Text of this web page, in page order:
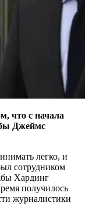
что с начала
Джеймс
легко, и
сотрудником
Хардинг
получилось
журналистики